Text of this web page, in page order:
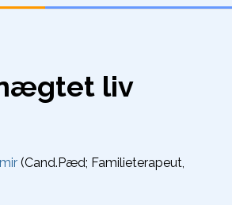
liv
(Cand.Pæd; Familieterapeut,